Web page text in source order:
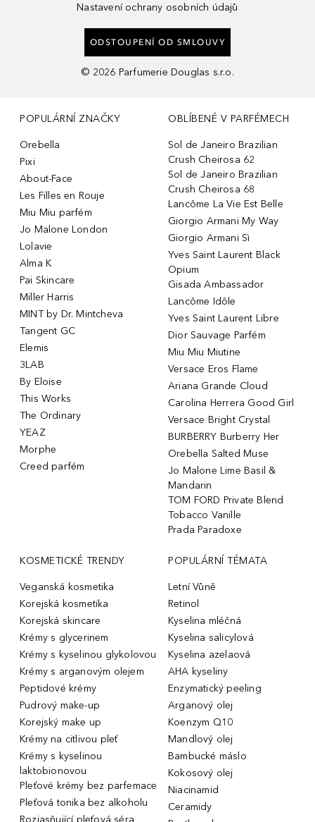
Nastavení ochrany osobních údajů
ODSTOUPENÍ OD SMLOUVY
© 2026 Parfumerie Douglas s.r.o.
POPULÁRNÍ ZNAČKY
Orebella
Pixi
About-Face
Les Filles en Rouje
Miu Miu parfém
Jo Malone London
Lolavie
Alma K
Pai Skincare
Miller Harris
MINT by Dr. Mintcheva
Tangent GC
Elemis
3LAB
By Eloise
This Works
The Ordinary
YEAZ
Morphe
Creed parfém
OBLÍBENÉ V PARFÉMECH
Sol de Janeiro Brazilian
Crush Cheirosa 62
Sol de Janeiro Brazilian
Crush Cheirosa 68
Lancôme La Vie Est Belle
Giorgio Armani My Way
Giorgio Armani Sì
Yves Saint Laurent Black
Opium
Gisada Ambassador
Lancôme Idôle
Yves Saint Laurent Libre
Dior Sauvage Parfém
Miu Miu Miutine
Versace Eros Flame
Ariana Grande Cloud
Carolina Herrera Good Girl
Versace Bright Crystal
BURBERRY Burberry Her
Orebella Salted Muse
Jo Malone Lime Basil &
Mandarin
TOM FORD Private Blend
Tobacco Vanille
Prada Paradoxe
KOSMETICKÉ TRENDY
Veganská kosmetika
Korejská kosmetika
Korejská skincare
Krémy s glycerinem
Krémy s kyselinou glykolovou
Krémy s arganovým olejem
Peptidové krémy
Pudrový make-up
Korejský make up
Krémy na citlivou pleť
Krémy s kyselinou
laktobionovou
Pleťové krémy bez parfemace
Pleťová tonika bez alkoholu
Rozjasňující pleťová séra
POPULÁRNÍ TÉMATA
Letní Vůně
Retinol
Kyselina mléčná
Kyselina salicylová
Kyselina azelaová
AHA kyseliny
Enzymatický peeling
Arganový olej
Koenzym Q10
Mandlový olej
Bambucké máslo
Kokosový olej
Niacinamid
Ceramidy